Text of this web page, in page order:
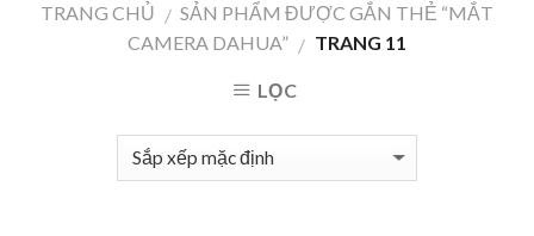
TRANG CHỦ / SẢN PHẨM ĐƯỢC GẮN THẺ “MẮT
CAMERA DAHUA” / TRANG 11
LỌC